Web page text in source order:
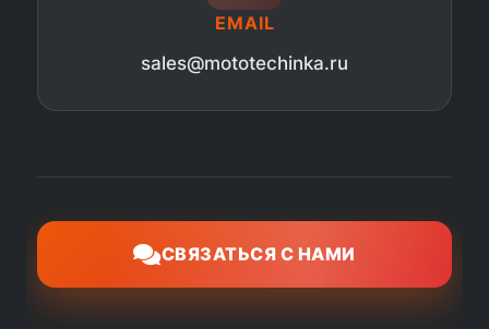
EMAIL
sales@mototechinka.ru
СВЯЗАТЬСЯ С НАМИ